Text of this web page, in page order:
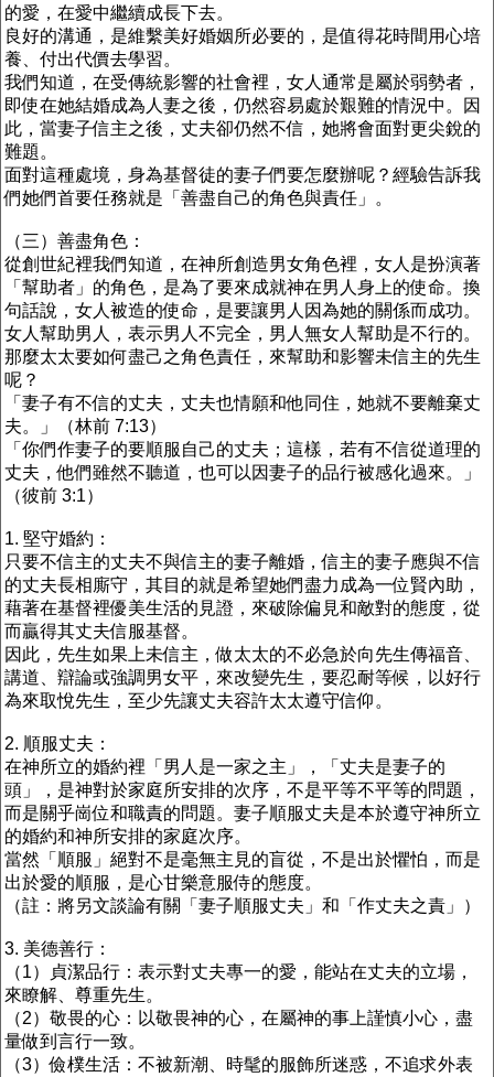
的愛，在愛中繼續成長下去。
良好的溝通，是維繫美好婚姻所必要的，是值得花時間用心培
養、付出代價去學習。
我們知道，在受傳統影響的社會裡，女人通常是屬於弱勢者，
即使在她結婚成為人妻之後，仍然容易處於艱難的情況中。因
此，當妻子信主之後，丈夫卻仍然不信，她將會面對更尖銳的
難題。
面對這種處境，身為基督徒的妻子們要怎麼辦呢？經驗告訴我
們她們首要任務就是「善盡自己的角色與責任」。
（三）善盡角色：
從創世紀裡我們知道，在神所創造男女角色裡，女人是扮演著
「幫助者」的角色，是為了要來成就神在男人身上的使命。換
句話說，女人被造的使命，是要讓男人因為她的關係而成功。
女人幫助男人，表示男人不完全，男人無女人幫助是不行的。
那麼太太要如何盡己之角色責任，來幫助和影響未信主的先生
呢？
「妻子有不信的丈夫，丈夫也情願和他同住，她就不要離棄丈
夫。」（林前 7:13）
「你們作妻子的要順服自己的丈夫；這樣，若有不信從道理的
丈夫，他們雖然不聽道，也可以因妻子的品行被感化過來。」
（彼前 3:1）
1. 堅守婚約：
只要不信主的丈夫不與信主的妻子離婚，信主的妻子應與不信
的丈夫長相廝守，其目的就是希望她們盡力成為一位賢內助，
藉著在基督裡優美生活的見證，來破除偏見和敵對的態度，從
而贏得其丈夫信服基督。
因此，先生如果上未信主，做太太的不必急於向先生傳福音、
講道、辯論或強調男女平，來改變先生，要忍耐等候，以好行
為來取悅先生，至少先讓丈夫容許太太遵守信仰。
2. 順服丈夫：
在神所立的婚約裡「男人是一家之主」，「丈夫是妻子的
頭」，是神對於家庭所安排的次序，不是平等不平等的問題，
而是關乎崗位和職責的問題。妻子順服丈夫是本於遵守神所立
的婚約和神所安排的家庭次序。
當然「順服」絕對不是毫無主見的盲從，不是出於懼怕，而是
出於愛的順服，是心甘樂意服侍的態度。
（註：將另文談論有關「妻子順服丈夫」和「作丈夫之責」）
3. 美德善行：
（1）貞潔品行：表示對丈夫專一的愛，能站在丈夫的立場，
來瞭解、尊重先生。
（2）敬畏的心：以敬畏神的心，在屬神的事上謹慎小心，盡
量做到言行一致。
（3）儉樸生活：不被新潮、時髦的服飾所迷惑，不追求外表